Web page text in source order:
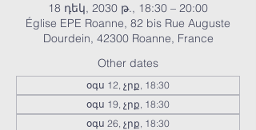
18 դեկ, 2030 թ., 18:30 – 20:00
Église EPE Roanne, 82 bis Rue Auguste
Dourdein, 42300 Roanne, France
Other dates
օգս 12, չրք, 18:30
օգս 19, չրք, 18:30
օգս 26, չրք, 18:30